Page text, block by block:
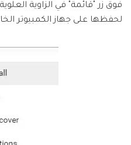
فوق زر "قائمة" في الزاوية
لحفظها على جهاز الكمبيوتر